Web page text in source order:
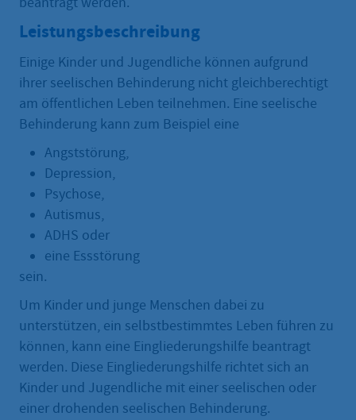
Leistungsbeschreibung
Einige Kinder und Jugendliche können aufgrund
ihrer seelischen Behinderung nicht gleichberechtigt
am öffentlichen Leben teilnehmen. Eine seelische
Behinderung kann zum Beispiel eine
Angststörung,
Depression,
Psychose,
Autismus,
ADHS oder
eine Essstörung
sein.
Um Kinder und junge Menschen dabei zu
unterstützen, ein selbstbestimmtes Leben führen zu
können, kann eine Eingliederungshilfe beantragt
werden. Diese Eingliederungshilfe richtet sich an
Kinder und Jugendliche mit einer seelischen oder
einer drohenden seelischen Behinderung.